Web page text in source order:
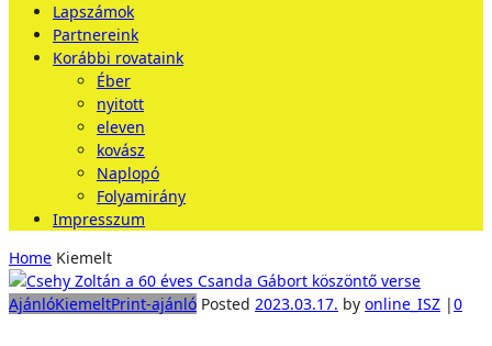
Lapszámok
Partnereink
Korábbi rovataink
Éber
nyitott
eleven
kovász
Naplopó
Folyamirány
Impresszum
Home Kiemelt
AjánlóKiemeltPrint-ajánló Posted 2023.03.17. by online_ISZ |0